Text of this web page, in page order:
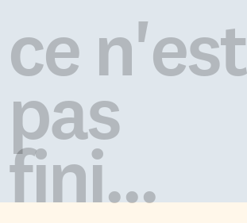
ce n'est
pas
fini...